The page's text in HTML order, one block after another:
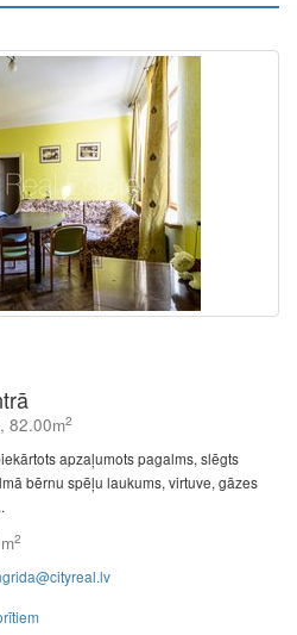
82.00m2
apzaļumots pagalms, slēgts
bērnu spēļu laukums, virtuve, gāzes
2